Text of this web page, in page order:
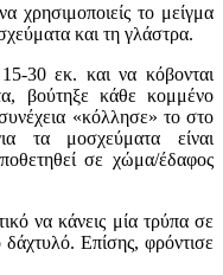
χρησιμοποιείς το μείγμα
και τη γλάστρα.
30 εκ. και να κόβονται
βούτηξε κάθε κομμένο
«κόλλησε» το στο
τα μοσχεύματα είναι
σε χώμα/έδαφος
να κάνεις μία τρύπα σε
Επίσης, φρόντισε